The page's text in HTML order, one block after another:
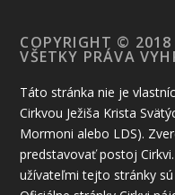
COPYRIGHT ©
VŠETKY PRÁVA
Táto stránka nie je
Cirkvou Ježiša Krista
Mormoni alebo LDS).
predstavovať postoj
užívateľmi tejto stránky